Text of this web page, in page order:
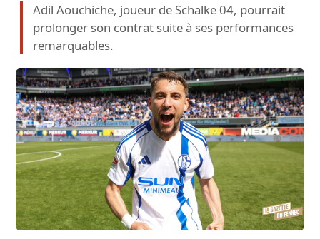
Adil Aouchiche, joueur de Schalke 04, pourrait
prolonger son contrat suite à ses performances
remarquables.